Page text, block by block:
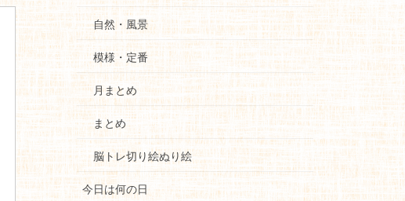
自然・風景
模様・定番
月まとめ
まとめ
脳トレ切り絵ぬり絵
今日は何の日